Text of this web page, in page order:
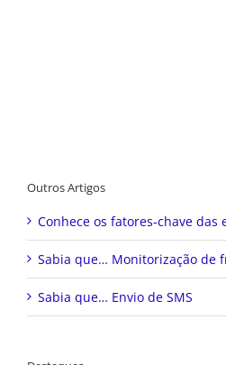
Outros Artigos
Conhece os fatores-chave das
Sabia que… Monitorização de
Sabia que… Envio de SMS